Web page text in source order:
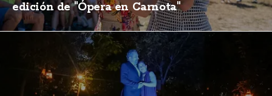
edición de "Ópera en Carnota"